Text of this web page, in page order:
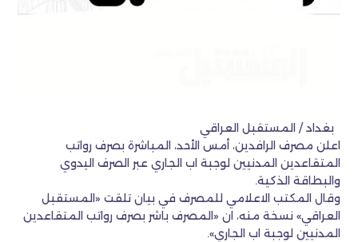
بغداد / المستقبل العراقي
اعلن مصرف الرافدين، أمس الأحد، المباشرة بصرف رواتب
المتقاعدين المدنيين لوجبة اب الجاري عبر الصرف اليدوي
والبطاقة الذكية.
وقال المكتب الاعلامي للمصرف في بيان تلقت «المستقبل
العراقي» نسخة منه، ان «المصرف باشر بصرف رواتب المتقاعدين
المدنيين لوجبة اب الجاري».